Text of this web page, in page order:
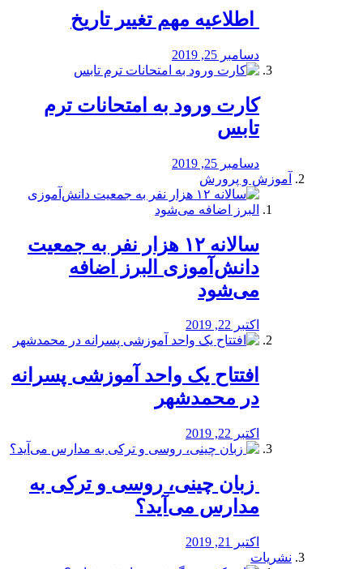
️ اطلاعیه مهم تغییر تاریخ
دسامبر 25, 2019
کارت ورود به امتحانات ترم
تابس
دسامبر 25, 2019
آموزش و پرورش
️سالانه ۱۲ هزار نفر به جمعیت
دانش‌آموزی البرز اضافه
می‌شود
اکتبر 22, 2019
افتتاح یک واحد آموزشی پسرانه
در محمدشهر
اکتبر 22, 2019
️ زبان چینی، روسی و ترکی به
مدارس می‌آید؟
اکتبر 21, 2019
نشریات